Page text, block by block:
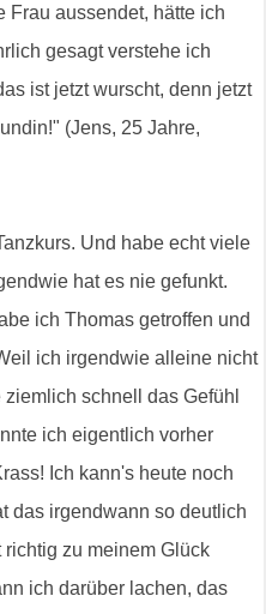
Frau aussendet, hätte ich
gesagt verstehe ich
ist jetzt wurscht, denn jetzt
(Jens, 25 Jahre,
Und habe echt viele
hat es nie gefunkt.
ich Thomas getroffen und
ich irgendwie alleine nicht
schnell das Gefühl
ich eigentlich vorher
Ich kann's heute noch
das irgendwann so deutlich
zu meinem Glück
ich darüber lachen, das